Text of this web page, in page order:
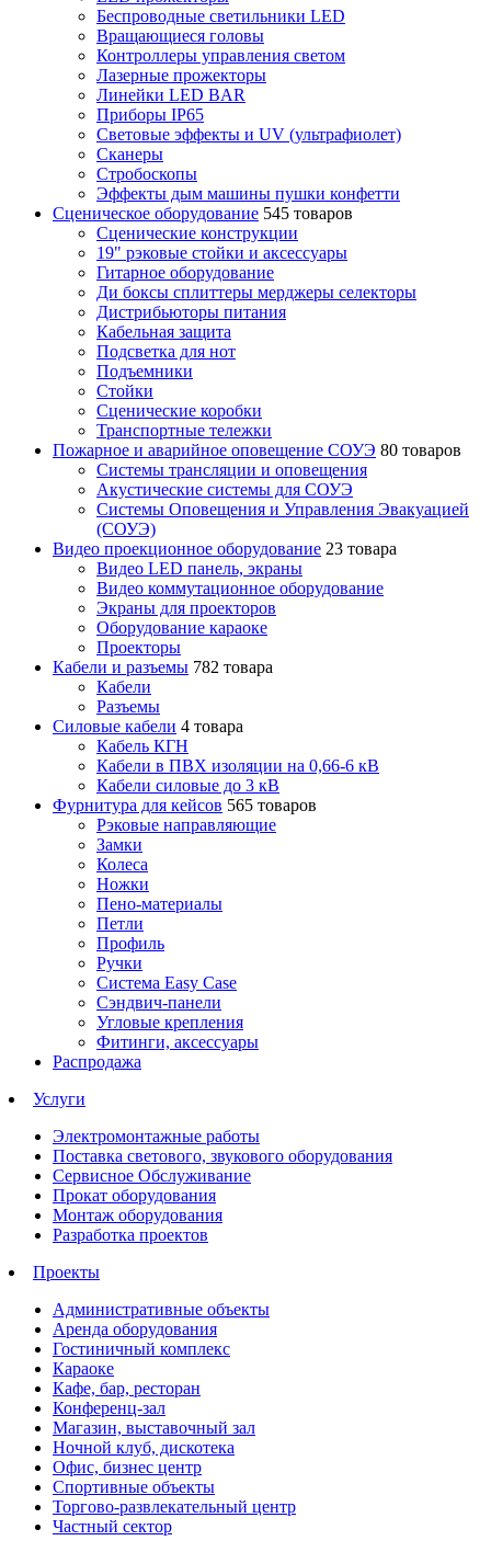
Беспроводные светильники LED
Вращающиеся головы
Контроллеры управления светом
Лазерные прожекторы
Линейки LED BAR
Приборы IP65
Световые эффекты и UV (ультрафиолет)
Сканеры
Стробоскопы
Эффекты дым машины пушки конфетти
Сценическое оборудование 545 товаров
Сценические конструкции
19" рэковые стойки и аксесcуары
Гитарное оборудование
Ди боксы сплиттеры мерджеры селекторы
Дистрибьюторы питания
Кабельная защита
Подсветка для нот
Подъемники
Стойки
Сценические коробки
Транспортные тележки
Пожарное и аварийное оповещение СОУЭ 80 товаров
Cистемы трансляции и оповещения
Акустические системы для СОУЭ
Системы Оповещения и Управления Эвакуацией
(СОУЭ)
Видео проекционное оборудование 23 товара
Видео LED панель, экраны
Видео коммутационное оборудование
Экраны для проекторов
Оборудование караоке
Проекторы
Кабели и разъемы 782 товара
Кабели
Разъемы
Силовые кабели 4 товара
Кабель КГН
Кабели в ПВХ изоляции на 0,66-6 кВ
Кабели силовые до 3 кВ
Фурнитура для кейсов 565 товаров
Рэковые направляющие
Замки
Колеса
Ножки
Пено-материалы
Петли
Профиль
Ручки
Система Easy Case
Сэндвич-панели
Угловые крепления
Фитинги, аксессуары
Распродажа
Услуги
Электромонтажные работы
Поставка светового, звукового оборудования
Сервисное Обслуживание
Прокат оборудования
Монтаж оборудования
Разработка проектов
Проекты
Административные объекты
Аренда оборудования
Гостиничный комплекс
Караоке
Кафе, бар, ресторан
Конференц-зал
Магазин, выставочный зал
Ночной клуб, дискотека
Офис, бизнес центр
Спортивные объекты
Торгово-развлекательный центр
Частный сектор